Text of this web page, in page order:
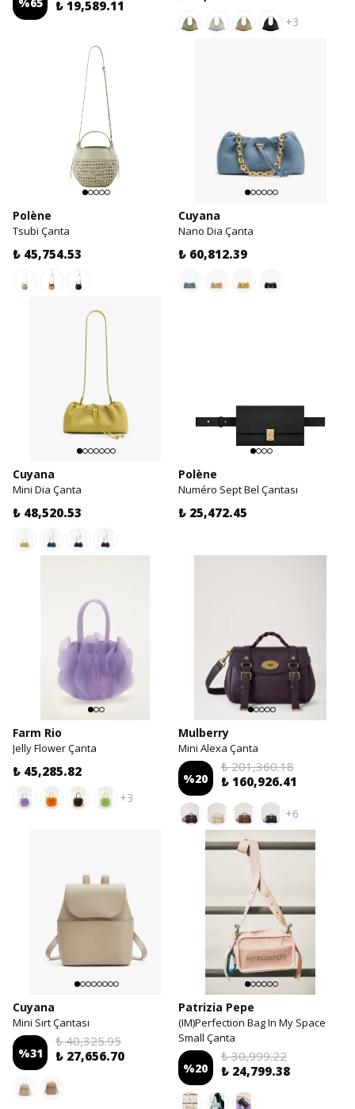
₺ 19,589.11
+3
Polène
Tsubi Çanta
₺ 45,754.53
Cuyana
Nano Dia Çanta
₺ 60,812.39
Cuyana
Mini Dia Çanta
₺ 48,520.53
Polène
Numéro Sept Bel Çantası
₺ 25,472.45
Farm Rio
Jelly Flower Çanta
₺ 45,285.82
+3
Mulberry
Mini Alexa Çanta
%20
₺ 201,360.18
₺ 160,926.41
+6
Cuyana
Mini Sırt Çantası
%31
₺ 40,325.95
₺ 27,656.70
Patrizia Pepe
(IM)Perfection Bag In My Space
Small Çanta
%20
₺ 30,999.22
₺ 24,799.38